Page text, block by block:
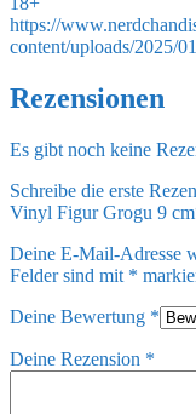
https://
content/uploads/2025/
Rezensionen
Es gibt noch keine
Schreibe die erste
Vinyl Figur Grogu 9
Deine E-Mail-Adresse
Felder sind mit *
Deine Bewertung *
Deine Rezension *